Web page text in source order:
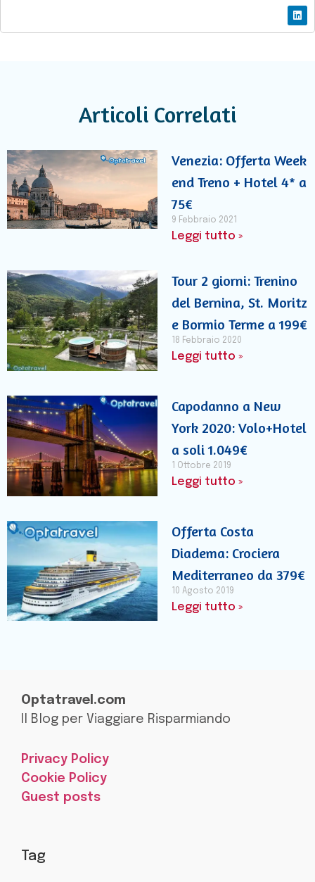
Articoli Correlati
Venezia: Offerta Week
end Treno + Hotel 4* a
75€
9 Febbraio 2021
Leggi tutto »
Tour 2 giorni: Trenino
del Bernina, St. Moritz
e Bormio Terme a 199€
18 Febbraio 2020
Leggi tutto »
Capodanno a New
York 2020: Volo+Hotel
a soli 1.049€
1 Ottobre 2019
Leggi tutto »
Offerta Costa
Diadema: Crociera
Mediterraneo da 379€
10 Agosto 2019
Leggi tutto »
Optatravel.com
Il Blog per Viaggiare Risparmiando
Privacy Policy
Cookie Policy
Guest posts
Tag